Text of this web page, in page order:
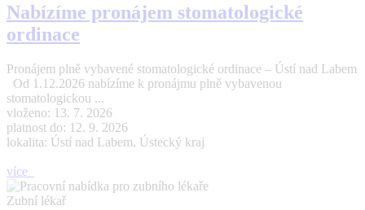
Nabízíme pronájem stomatologické
ordinace
Pronájem plně vybavené stomatologické ordinace – Ústí nad Labem
Od 1.12.2026 nabízíme k pronájmu plně vybavenou
stomatologickou ...
vloženo: 13. 7. 2026
platnost do: 12. 9. 2026
lokalita: Ústí nad Labem, Ústecký kraj
více
Zubní lékař